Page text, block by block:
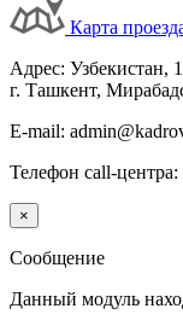
Карта
Адрес: Узбекистан,
г. Ташкент,
E-mail:
Телефон call-
×
Сообщение
Данный модуль